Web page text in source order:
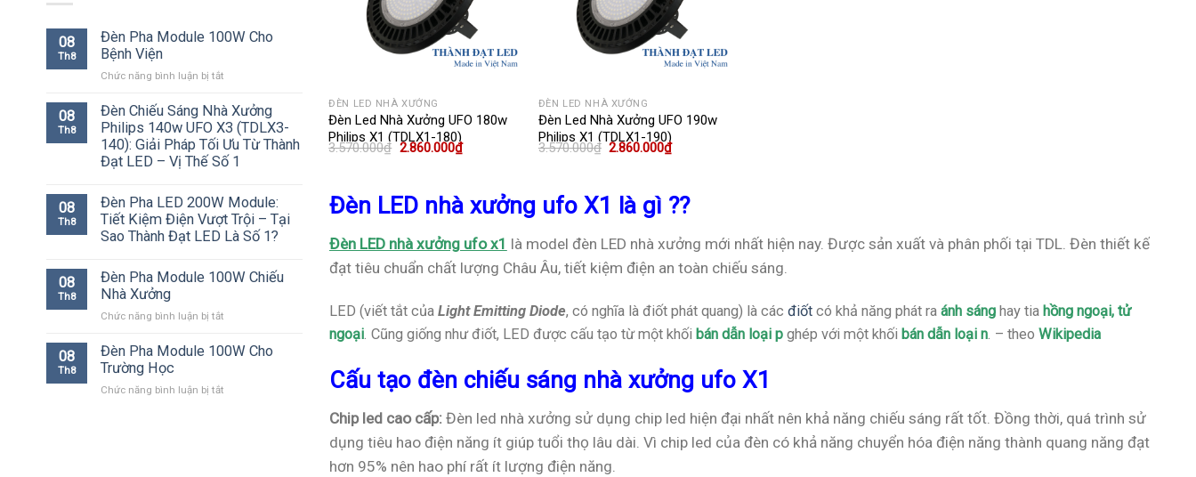
08
Th8
Đèn Pha Module 100W Cho
Bệnh Viện
Chức năng bình luận bị tắt
Pha
Module
100W
Cho
Bệnh
08
Th8
Đèn Chiếu Sáng Nhà Xưởng
Philips 140w UFO X3 (TDLX3-
140): Giải Pháp Tối Ưu Từ Thành
Đạt LED – Vị Thế Số 1
08
Th8
Đèn Pha LED 200W Module:
Tiết Kiệm Điện Vượt Trội – Tại
Sao Thành Đạt LED Là Số 1?
08
Th8
Đèn Pha Module 100W Chiếu
Nhà Xưởng
Chức năng bình luận bị tắt
Pha
08
Th8
Đèn Pha Module 100W Cho
Trường Học
Chức năng bình luận bị tắt
ĐÈN LED NHÀ XƯỞNG
Đèn Led Nhà Xưởng UFO 180w
Philips X1 (TDLX1-180)
3.570.000₫ Giá
2.860.000₫Giá
hiện
2.860.000₫.
ĐÈN LED NHÀ XƯỞNG
Đèn Led Nhà Xưởng UFO 190w
Philips X1 (TDLX1-190)
3.570.000₫ Giá
2.860.000₫Giá
hiện
2.860.000₫.
Đèn LED nhà xưởng ufo X1 là gì ??
Đèn LED nhà xưởng ufo x1 là model đèn LED nhà xưởng mới nhất hiện nay. Được sản xuất và phân phối tại TDL. Đèn thiết kế
đạt tiêu chuẩn chất lượng Châu Âu, tiết kiệm điện an toàn chiếu sáng.
LED (viết tắt của Light Emitting Diode, có nghĩa là điốt phát quang) là các điốtcó khả năng phát ra ánh sánghay tia hồng ngoại, tử
ngoại. Cũng giống như điốt, LED được cấu tạo từ một khối bán dẫn loại pghép với một khối bán dẫn loại n. – theo Wikipedia
Cấu tạo đèn chiếu sáng nhà xưởng ufo X1
Chip led cao cấp:Đèn led nhà xưởng sử dụng chip led hiện đại nhất nên khả năng chiếu sáng rất tốt. Đồng thời, quá trình sử
dụng tiêu hao điện năng ít giúp tuổi thọ lâu dài. Vì chip led của đèn có khả năng chuyển hóa điện năng thành quang năng đạt
hơn 95% nên hao phí rất ít lượng điện năng.